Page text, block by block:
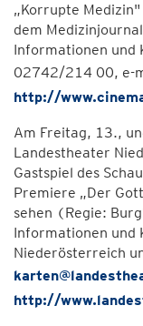
„Korrupte
dem
Informationen und
02742/214 00, e-
http://
Am Freitag, 13.,
Landestheater
Gastspiel des
Premiere „Der
sehen (Regie:
Informationen und
Niederösterreich
http://